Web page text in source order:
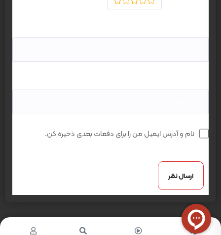
ارسال ایمیل
نام و آدرس ایمیل من را برای دفعات بعدی ذخیره کن.